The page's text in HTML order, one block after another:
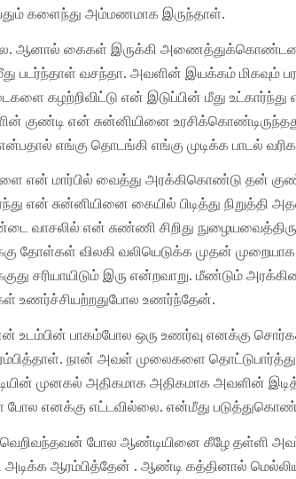
களைந்து அம்மணமாக இருந்தாள்.
ஆனால் கைகள் இருக்கி அணைத்துக்கொண்டன.
படர்ந்தாள் வசந்தா. அவளின் இயக்கம் மிகவும்
கழற்றிவிட்டு என் இடுப்பின் மீது
குண்டி என் சுன்னியினை
எங்கு தொடங்கி எங்கு முடிக்க பாடல்
என் மார்பில் வைத்து அரக்கிகொண்டு தன்
என் சுன்னியினை கையில் பிடித்து
வாசலில் என் சுண்ணி சிறிது
தோள்கள் விலகி வலியெடுக்க முதன்
சரியாயிடும் இரு என்றவாறு. மீண்டும்
உணர்ச்சியற்றதுபோல உணர்ந்தேன்.
உடம்பின் பாகம்போல ஒரு உணர்வு எனக்கு
நான் அவள் முலைகளை
முனகல் அதிகமாக அதிகமாக அவளின்
எனக்கு எட்டவில்லை. என்மீது
வெறிவந்தவன் போல ஆண்டியினை கீழே தள்ளி
ஆரம்பித்தேன் . ஆண்டி கத்தினால் மெல்லிய